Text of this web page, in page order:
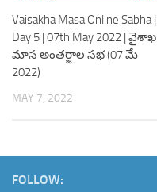
Vaisakha Masa Online Sabha |
Day 5 | 07th May 2022 | వైశాఖ
మాస అంతర్జాల సభ (07 మే
2022)
MAY 7, 2022
FOLLOW: